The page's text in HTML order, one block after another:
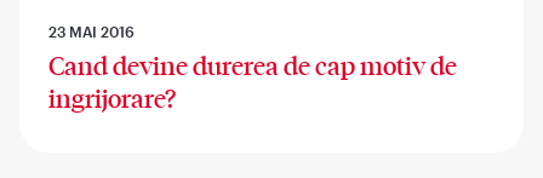
23 MAI 2016
Cand devine durerea de cap motiv de
ingrijorare?